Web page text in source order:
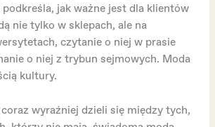
jak ważne jest dla klientów
nie tylko w sklepach, ale na
czytanie o niej w prasie
o niej z trybun sejmowych. Moda
kultury.
wyraźniej dzieli się między tych,